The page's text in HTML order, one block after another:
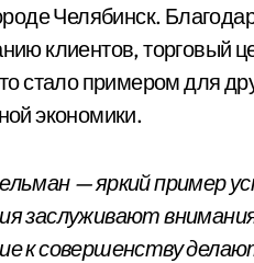
Челябинск.
клиентов, торговый
стало примером для
экономики.
— яркий пример
заслуживают
к совершенству